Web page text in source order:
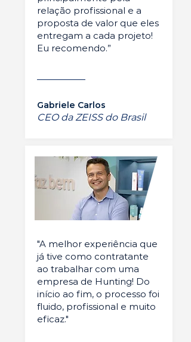
relação profissional e a
proposta de valor que eles
entregam a cada projeto!
Eu recomendo.”
Gabriele Carlos
CEO da ZEISS do Brasil
"A melhor experiência que
já tive como contratante
ao trabalhar com uma
empresa de Hunting! Do
início ao fim, o processo foi
fluido, profissional e muito
eficaz."